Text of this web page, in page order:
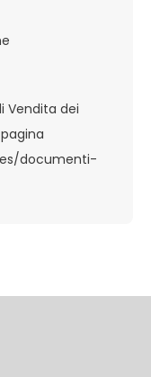
Vendita dei
documenti-